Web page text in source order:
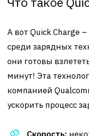
А вот Quick Charge
среди зарядных
они готовы
минут! Эта
компанией
ускорить процесс